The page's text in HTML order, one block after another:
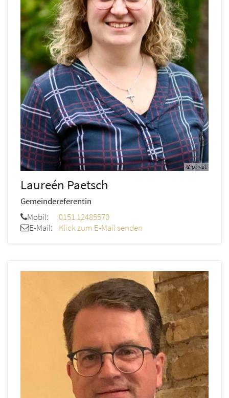
© privat
Laureén Paetsch
Gemeindereferentin
Mobil:
0151 12485570
E-Mail:
Klick zum E-Mail senden